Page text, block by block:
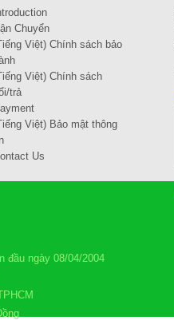
Chuyển
Việt) Chính sách bảo
Việt) Chính sách
trả
Việt) Bảo mật thông
Us
đầu ngày 08/04/2004